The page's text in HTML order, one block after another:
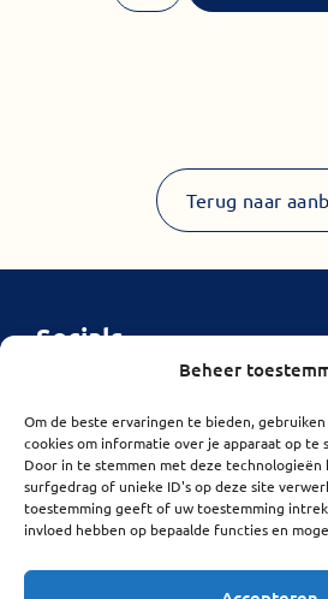
Beheer
Om de beste ervaringen te bieden,
cookies om informatie over je apparaat op te
Door in te stemmen met deze technologieën
surfgedrag of unieke ID's op deze site
toestemming geeft of uw toestemming
invloed hebben op bepaalde functies en
Terug naar
Socials
Maandag
13:00–
18:00
Dinsdag Gesloten
Woensdag
09:30–